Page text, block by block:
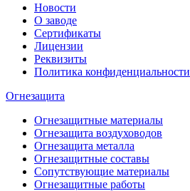
Новости
О заводе
Сертификаты
Лицензии
Реквизиты
Политика конфиденциальности
Огнезащита
Огнезащитные материалы
Огнезащита воздуховодов
Огнезащита металлa
Огнезащитные составы
Сопутствующие материалы
Огнезащитные работы